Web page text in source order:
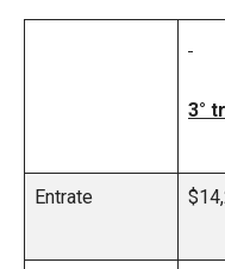
3°
Entrate